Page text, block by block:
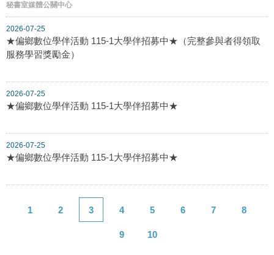
秘書室媒體公關中心
2026-07-25
★偏鄉數位學伴活動 115-1大學伴招募中★（完整參與者得領取
服務學習獎勵金）
2026-07-25
★偏鄉數位學伴活動 115-1大學伴招募中★
2026-07-25
★偏鄉數位學伴活動 115-1大學伴招募中★
1 2 3 4 5 6 7 8
9 10